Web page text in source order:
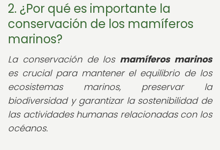
2. ¿Por qué es importante la
conservación de los mamíferos
marinos?
La conservación de los mamíferos marinos
es crucial para mantener el equilibrio de los
ecosistemas marinos, preservar la
biodiversidad y garantizar la sostenibilidad de
las actividades humanas relacionadas con los
océanos.